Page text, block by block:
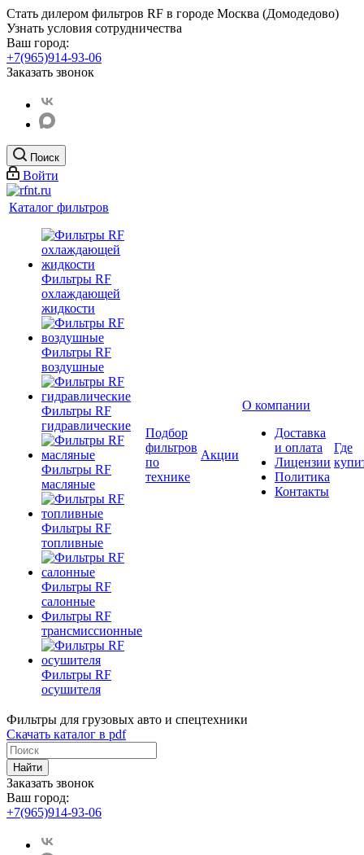
Стать дилером фильтров RF в городе Москва (Домодедово)
Узнать условия сотрудничества
Ваш город:
+7(965)914-93-06
Заказать звонок
Поиск
Войти
Каталог фильтров
Фильтры RF
охлаждающей
жидкости
Фильтры RF
воздушные
Фильтры RF
гидравлические
Фильтры RF
масляные
Фильтры RF
топливные
Фильтры RF
салонные
Фильтры RF
трансмиссионные
Фильтры RF
осушителя
Подбор
фильтров
по
технике
Акции
О компании
Доставка
и оплата
Лицензии
Политика
Контакты
Где
Фильтры для грузовых авто и спецтехники
Скачать каталог в pdf
Найти
Заказать звонок
Ваш город:
+7(965)914-93-06